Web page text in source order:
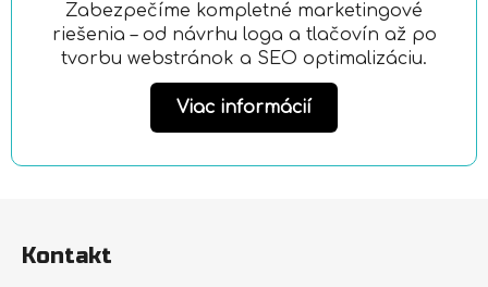
Zabezpečíme kompletné marketingové
riešenia – od návrhu loga a tlačovín až po
tvorbu webstránok a SEO optimalizáciu.
Viac informácií
Kontakt